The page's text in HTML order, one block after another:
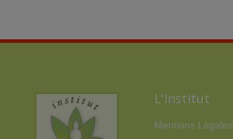
L'institut
Mentions Légales